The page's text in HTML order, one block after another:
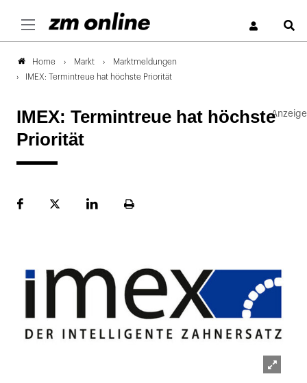
Home Markt
Marktmeldungen
IMEX: Termintreue hat höchste Priorität
IMEX: Termintreue hat höchste
Priorität
FacebookPlattformLinekdInSeite